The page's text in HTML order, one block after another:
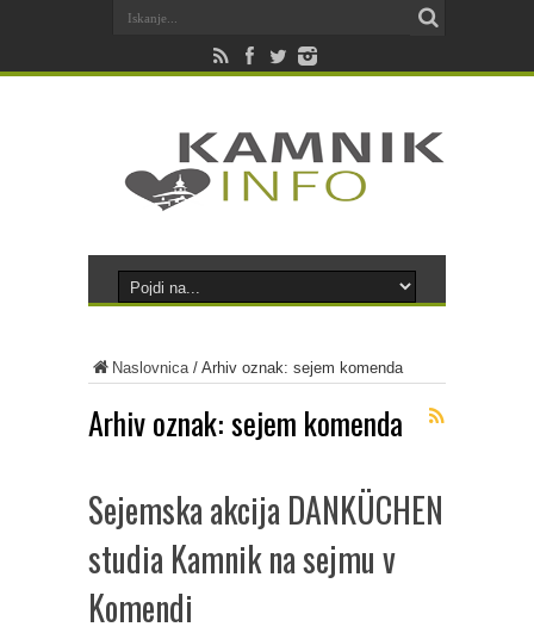
Naslovnica/ Arhiv oznak: sejem komenda
Arhiv oznak:sejem komenda
Sejemska akcija DANKÜCHEN
studia Kamnik na sejmu v
Komendi